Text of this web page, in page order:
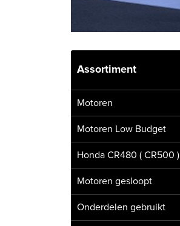
Assortiment
Motoren
Motoren Low Budget
Honda CR480 ( CR500 )
Motoren gesloopt
Onderdelen gebruikt